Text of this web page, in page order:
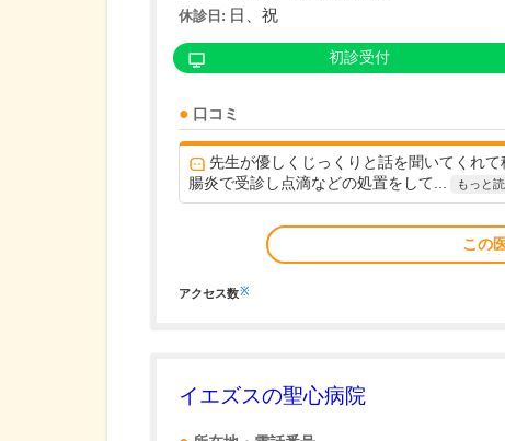
休診日: 日、祝
初診受付
口コミ
先生が優しくじっくりと話を聞いてくれ
腸炎で受診し点滴などの処置をして...
もっと
この
アクセス数※
イエズスの聖心病院